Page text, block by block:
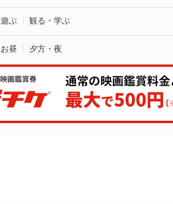
遊ぶ 観る・学ぶ
お昼 夕方・夜